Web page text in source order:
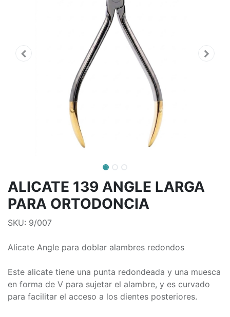
ALICATE 139 ANGLE LARGA
PARA ORTODONCIA
SKU: 9/007
Alicate Angle para doblar alambres redondos
Este alicate tiene una punta redondeada y una muesca
en forma de V para sujetar el alambre, y es curvado
para facilitar el acceso a los dientes posteriores.